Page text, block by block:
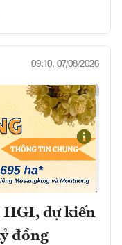
09:10, 07/08/2026
HGI, dự kiến
đồng